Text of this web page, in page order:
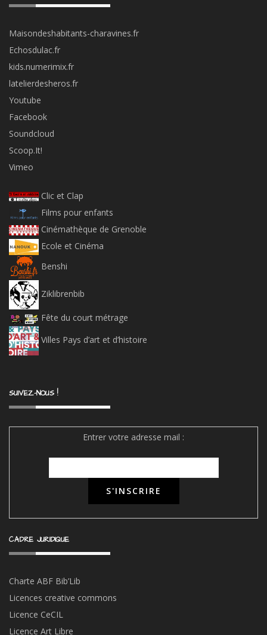
Maisondeshabitants-charavines.fr
Echosdulac.fr
kids.numerimix.fr
latelierdesheros.fr
Youtube
Facebook
Soundcloud
Scoop.It!
Vimeo
Clic et Clap
Films pour enfants
Cinémathèque de Grenoble
Ecole et Cinéma
Benshi
Ziklibrenbib
Fête du court métrage
Villes Pays d’art et d’histoire
SUIVEZ-NOUS !
Entrer votre adresse mail :
CADRE JURIDIQUE
Charte ABF Bib’Lib
Licences creative commons
Licence CeCIL
Licence Art Libre